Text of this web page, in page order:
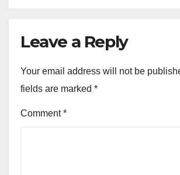
Leave a Reply
Your email address will not be
fields are marked *
Comment*